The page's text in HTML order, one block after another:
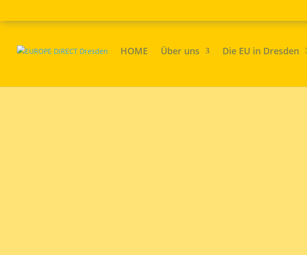
HOME Über uns Die EU in Dresden